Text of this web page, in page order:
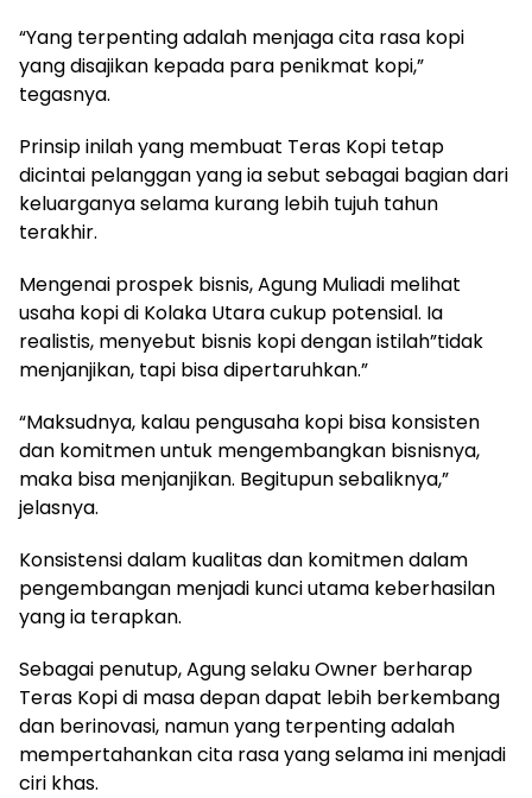
“Yang terpenting adalah menjaga cita rasa kopi
yang disajikan kepada para penikmat kopi,”
tegasnya.
Prinsip inilah yang membuat Teras Kopi tetap
dicintai pelanggan yang ia sebut sebagai bagian dari
keluarganya selama kurang lebih tujuh tahun
terakhir.
Mengenai prospek bisnis, Agung Muliadi melihat
usaha kopi di Kolaka Utara cukup potensial. Ia
realistis, menyebut bisnis kopi dengan istilah”tidak
menjanjikan, tapi bisa dipertaruhkan.”
“Maksudnya, kalau pengusaha kopi bisa konsisten
dan komitmen untuk mengembangkan bisnisnya,
maka bisa menjanjikan. Begitupun sebaliknya,”
jelasnya.
Konsistensi dalam kualitas dan komitmen dalam
pengembangan menjadi kunci utama keberhasilan
yang ia terapkan.
Sebagai penutup, Agung selaku Owner berharap
Teras Kopi di masa depan dapat lebih berkembang
dan berinovasi, namun yang terpenting adalah
mempertahankan cita rasa yang selama ini menjadi
ciri khas.